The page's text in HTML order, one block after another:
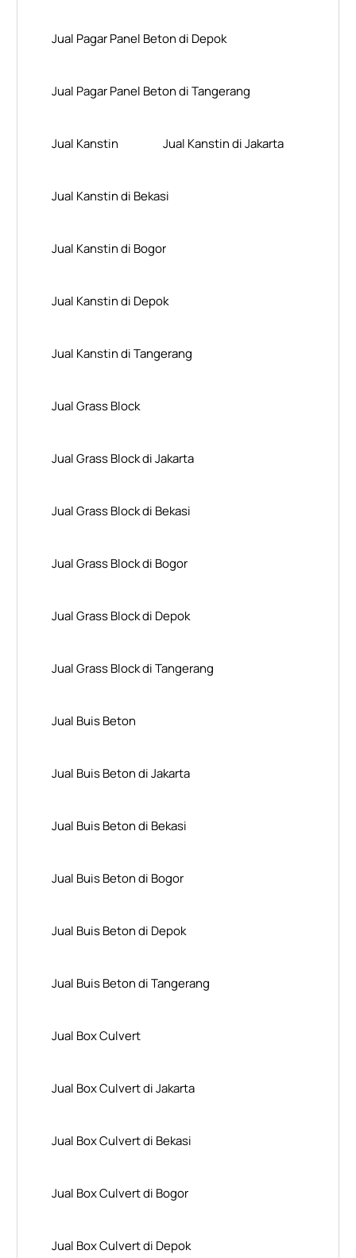
Jual Pagar Panel Beton di Depok
Jual Pagar Panel Beton di Tangerang
Jual Kanstin Jual Kanstin di Jakarta
Jual Kanstin di Bekasi
Jual Kanstin di Bogor
Jual Kanstin di Depok
Jual Kanstin di Tangerang
Jual Grass Block
Jual Grass Block di Jakarta
Jual Grass Block di Bekasi
Jual Grass Block di Bogor
Jual Grass Block di Depok
Jual Grass Block di Tangerang
Jual Buis Beton
Jual Buis Beton di Jakarta
Jual Buis Beton di Bekasi
Jual Buis Beton di Bogor
Jual Buis Beton di Depok
Jual Buis Beton di Tangerang
Jual Box Culvert
Jual Box Culvert di Jakarta
Jual Box Culvert di Bekasi
Jual Box Culvert di Bogor
Jual Box Culvert di Depok